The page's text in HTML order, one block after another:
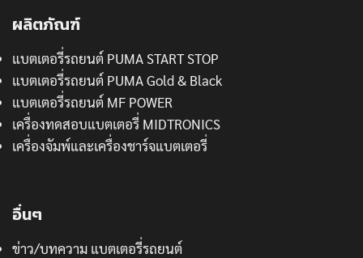
ผลิตภัณฑ์
แบตเตอรี่รถยนต์ PUMA START STOP
แบตเตอรี่รถยนต์ PUMA Gold & Black
แบตเตอรี่รถยนต์ MF POWER
เครื่องทดสอบแบตเตอรี่ MIDTRONICS
เครื่องจัมพ์และเครื่องชาร์จแบตเตอรี่
อื่นๆ
ข่าว/บทความ แบตเตอรี่รถยนต์